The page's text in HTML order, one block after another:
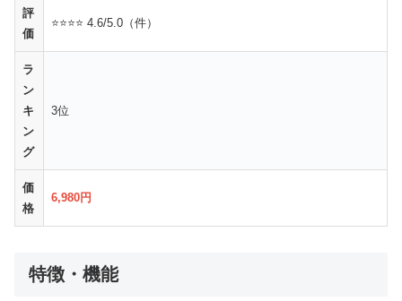
評
価
⭐⭐⭐⭐ 4.6/5.0（件）
ラ
ン
キ
ン
グ
3位
価
格
6,980円
特徴・機能